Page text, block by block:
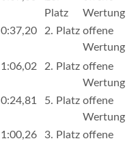
Platz
Wertung
0:37,20 2. Platz offene
Wertung
1:06,02 2. Platz offene
Wertung
0:24,81 5. Platz offene
Wertung
1:00,26 3. Platz offene